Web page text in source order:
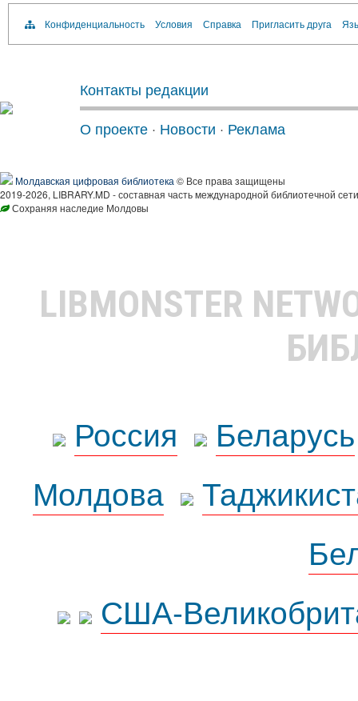
Конфиденциальность Условия Справка Пригласить друга
Контакты редакции
О проекте · Новости · Реклама
Молдавская цифровая библиотека © Все права защищены
2019-2026, LIBRARY.MD - составная часть международной библиотечной
Сохраняя наследие Молдовы
LIBMONSTER
Россия
Беларусь
Молдова
США-